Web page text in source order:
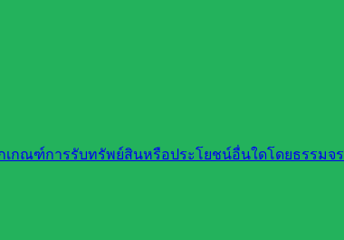
กณฑ์การรับทรัพย์สินหรือประโยชน์อื่นใดโดยธรรมจ